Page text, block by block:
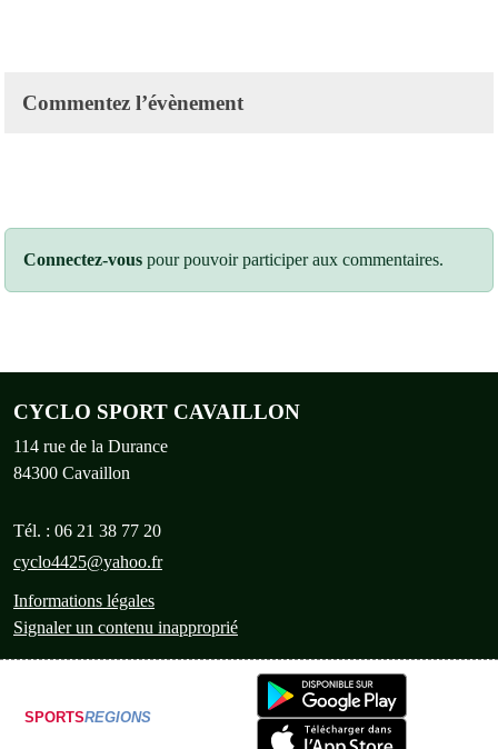
Commentez l’évènement
Connectez-vous pour pouvoir participer aux commentaires.
CYCLO SPORT CAVAILLON
114 rue de la Durance
84300 Cavaillon
Tél. : 06 21 38 77 20
cyclo4425@yahoo.fr
Informations légales
Signaler un contenu inapproprié
SPORTSREGIONS